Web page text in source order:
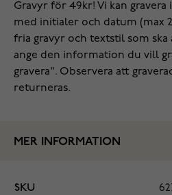
Gravyr för 49kr! Vi kan gravera
med initialer och datum (max
fria gravyr och textstil som ska
ange den information du vill
gravera". Observera att
returneras.
MER INFORMATION
SKU